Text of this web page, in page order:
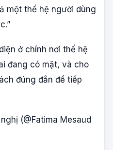
một thế hệ người dùng
ở chính nơi thế hệ
đang có mặt, và cho
đúng đắn để tiếp
(@Fatima Mesaud